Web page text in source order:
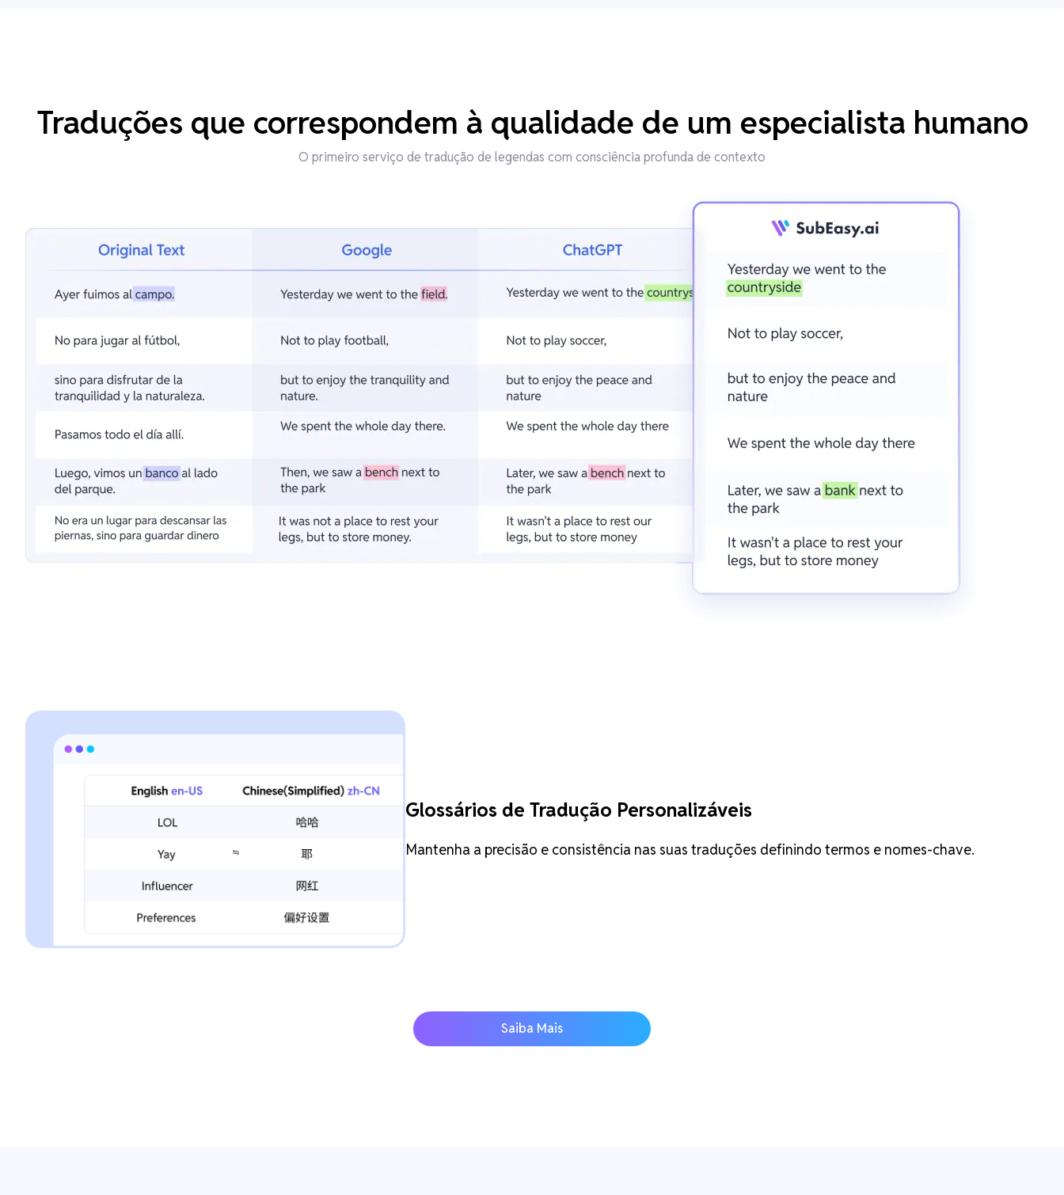
Traduções que correspondem à qualidade de um especialista humano
O primeiro serviço de tradução de legendas com consciência profunda de contexto
Glossários de Tradução Personalizáveis
Mantenha a precisão e consistência nas suas traduções definindo termos e nomes-chave.
Saiba Mais